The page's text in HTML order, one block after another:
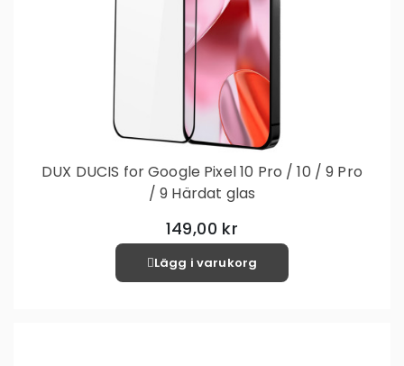
DUX DUCIS for Google Pixel 10 Pro / 10 / 9 Pro
/ 9 Härdat glas
149,00 kr
Lägg i varukorg